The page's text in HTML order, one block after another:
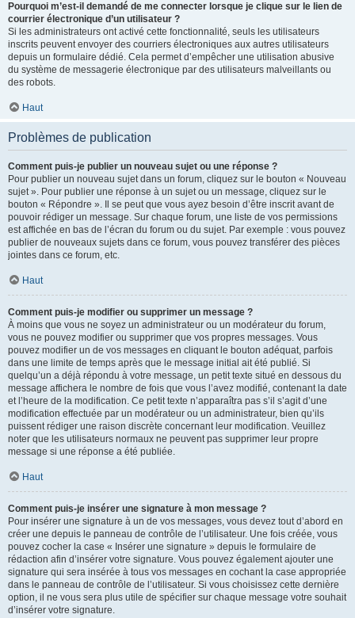
Pourquoi m’est-il demandé de me connecter lorsque je clique sur le lien de
courrier électronique d’un utilisateur ?
Si les administrateurs ont activé cette fonctionnalité, seuls les utilisateurs
inscrits peuvent envoyer des courriers électroniques aux autres utilisateurs
depuis un formulaire dédié. Cela permet d’empêcher une utilisation abusive
du système de messagerie électronique par des utilisateurs malveillants ou
des robots.
Haut
Problèmes de publication
Comment puis-je publier un nouveau sujet ou une réponse ?
Pour publier un nouveau sujet dans un forum, cliquez sur le bouton « Nouveau
sujet ». Pour publier une réponse à un sujet ou un message, cliquez sur le
bouton « Répondre ». Il se peut que vous ayez besoin d’être inscrit avant de
pouvoir rédiger un message. Sur chaque forum, une liste de vos permissions
est affichée en bas de l’écran du forum ou du sujet. Par exemple : vous pouvez
publier de nouveaux sujets dans ce forum, vous pouvez transférer des pièces
jointes dans ce forum, etc.
Haut
Comment puis-je modifier ou supprimer un message ?
À moins que vous ne soyez un administrateur ou un modérateur du forum,
vous ne pouvez modifier ou supprimer que vos propres messages. Vous
pouvez modifier un de vos messages en cliquant le bouton adéquat, parfois
dans une limite de temps après que le message initial ait été publié. Si
quelqu’un a déjà répondu à votre message, un petit texte situé en dessous du
message affichera le nombre de fois que vous l’avez modifié, contenant la date
et l’heure de la modification. Ce petit texte n’apparaîtra pas s’il s’agit d’une
modification effectuée par un modérateur ou un administrateur, bien qu’ils
puissent rédiger une raison discrète concernant leur modification. Veuillez
noter que les utilisateurs normaux ne peuvent pas supprimer leur propre
message si une réponse a été publiée.
Haut
Comment puis-je insérer une signature à mon message ?
Pour insérer une signature à un de vos messages, vous devez tout d’abord en
créer une depuis le panneau de contrôle de l’utilisateur. Une fois créée, vous
pouvez cocher la case « Insérer une signature » depuis le formulaire de
rédaction afin d’insérer votre signature. Vous pouvez également ajouter une
signature qui sera insérée à tous vos messages en cochant la case appropriée
dans le panneau de contrôle de l’utilisateur. Si vous choisissez cette dernière
option, il ne vous sera plus utile de spécifier sur chaque message votre souhait
d’insérer votre signature.